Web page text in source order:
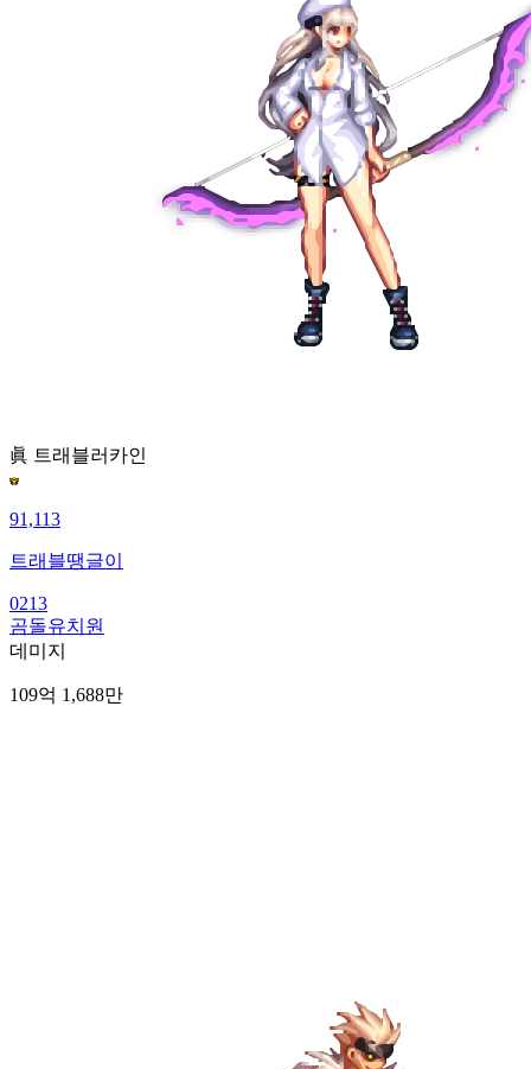
眞 트래블러 카인
91,113
트래블땡글이
0213
곰돌유치원
데미지
109억 1,688만